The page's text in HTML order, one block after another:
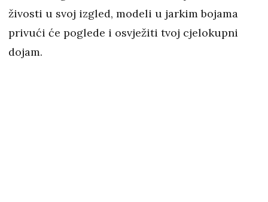
živosti u svoj izgled, modeli u jarkim bojama
privući će poglede i osvježiti tvoj cjelokupni
dojam.